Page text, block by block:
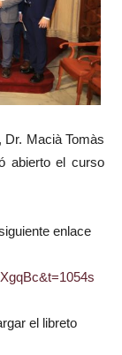
Macià Tomàs
abierto el curso
enlace
el libreto